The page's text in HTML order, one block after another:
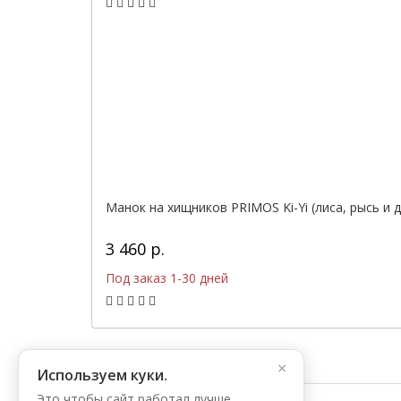
Манок на хищников PRIMOS Ki-Yi (лиса, рысь и
3 460 р.
Под заказ 1-30 дней
×
Используем куки.